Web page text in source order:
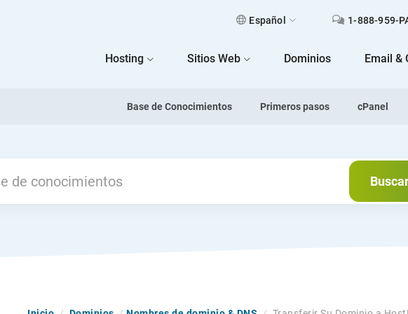
Español 1-888-959-
Hosting Sitios Web Dominios Email &
Base de Conocimientos Primeros pasos cPanel